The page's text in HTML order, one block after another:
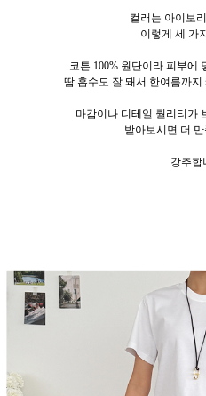
컬러는 아이보
이렇게 세 가
코튼 100% 원단이라 피부에
땀 흡수도 잘 돼서 한여름까
마감이나 디테일 퀄리티가
받아보시면 더
강추합